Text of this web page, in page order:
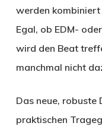
werden kombiniert
Egal, ob EDM-
wird den Beat
manchmal nicht
Das neue, robuste
praktischen